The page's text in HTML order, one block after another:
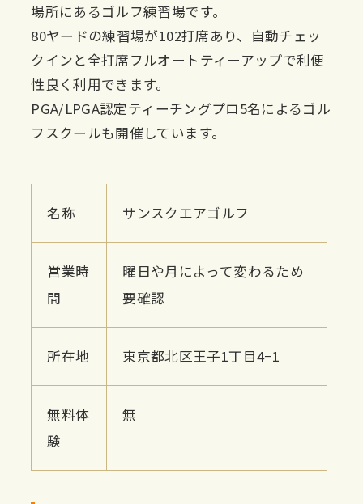
場所にあるゴルフ練習場です。
80ヤードの練習場が102打席あり、自動チェッ
クインと全打席フルオートティーアップで利便
性良く利用できます。
PGA/LPGA認定ティーチングプロ5名によるゴル
フスクールも開催しています。
名称 サンスクエアゴルフ
営業時
間
曜日や月によって変わるため
要確認
所在地 東京都北区王子1丁目4−1
無料体
験
無